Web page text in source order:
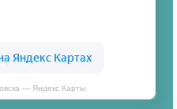
— Яндекс Карты